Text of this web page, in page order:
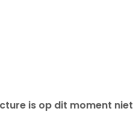
is op dit moment